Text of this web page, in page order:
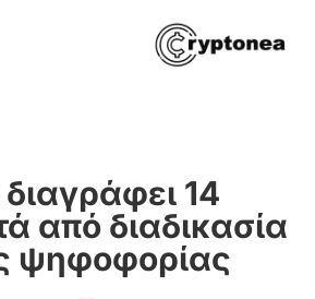
14
από διαδικασία
ψηφοφορίας